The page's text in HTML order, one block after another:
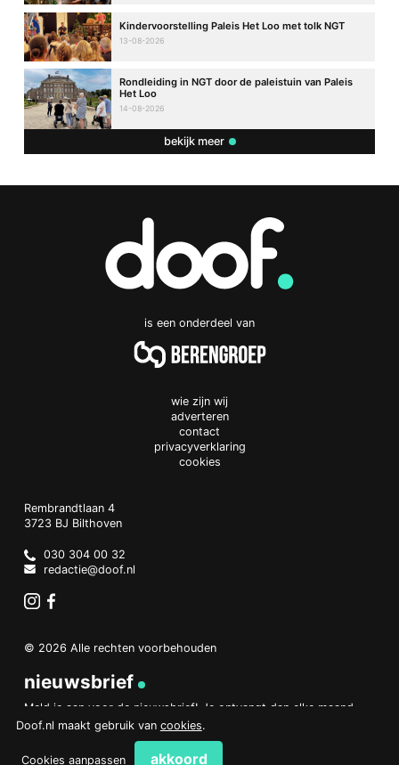
Kindervoorstelling Paleis Het Loo met tolk NGT
13-08-2026
Rondleiding in NGT door de paleistuin van Paleis
Het Loo
14-08-2026
bekijk meer
is een onderdeel van
wie zijn wij
adverteren
contact
privacyverklaring
cookies
Doof.nl
work
Rembrandtlaan 4
3723 BJ Bilthoven
Netherlands
030 304 00 32
redactie@doof.nl
© 2026 Alle rechten voorbehouden
nieuwsbrief
Meld je aan voor de nieuwsbrief! Je ontvangt dan elke maand
een overzicht van het belangrijkste nieuws.
aanmelden
Doof.nl maakt gebruik van cookies.
Cookies aanpassen akkoord